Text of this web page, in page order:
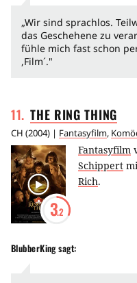
„Wir sind sprachlos.
das Geschehene zu
fühle mich fast schon
,Film´."
11. THE RINGTHING
CH (2004) | Fantasyfilm,
3.2
Fantasyfilm
Schippert
Rich.
BlubberKingsagt: